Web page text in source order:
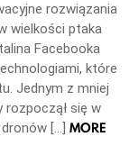
rozwiązania
wielkości ptaka
Facebooka
które
Jednym z mniej
rozpoczął się w
[…] MORE